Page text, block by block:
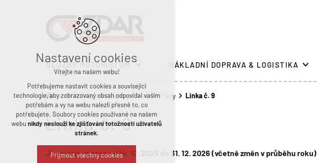
SLUŽBY MOTORISTŮM NÁKLADNÍ DOPRAVA & LOGISTIKA
MHD Žďár nad Sázavou Jízdní řády Linka č. 9
Linka č. 9
Jízdní řády platné od 14. 12. 2025 do 31. 12. 2026 (včetně změn v průběhu roku)
Nastavení cookies
Vítejte na našem webu!
Potřebujeme nastavit cookies a související
technologie, aby zobrazovaný obsah odpovídal vašim
potřebám a vy na webu nalezli přesně to, co
potřebujete. Soubory cookies používané na našem
webu nikdy neslouží ke zjišťování totožnosti uživatelů
stránek.
Přijmout všechny cookies